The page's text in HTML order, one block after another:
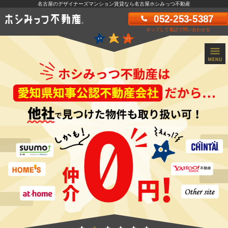
名古屋のデザイナーズマンション賃貸なら名古屋ホシみっつ不動産
052-253-5387
タップして電話で問い合わせる